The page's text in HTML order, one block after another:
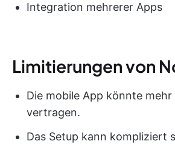
Integration mehrerer Apps
Limitierungen von
Die mobile App könnte
vertragen.
Das Setup kann kompliziert